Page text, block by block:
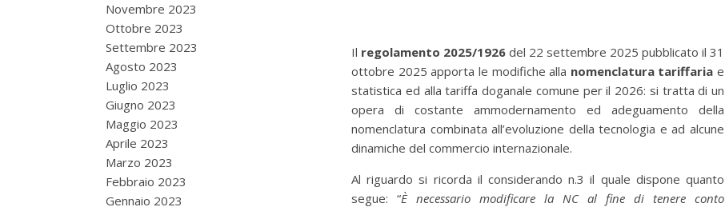
Novembre 2023
Ottobre 2023
Settembre 2023
Agosto 2023
Luglio 2023
Giugno 2023
Maggio 2023
Aprile 2023
Marzo 2023
Febbraio 2023
Gennaio 2023
Il regolamento 2025/1926 del 22 settembre 2025 pubblicato il 31
ottobre 2025 apporta le modifiche alla nomenclatura tariffaria e
statistica ed alla tariffa doganale comune per il 2026: si tratta di un
opera di costante ammodernamento ed adeguamento della
nomenclatura combinata all’evoluzione della tecnologia e ad alcune
dinamiche del commercio internazionale.
Al riguardo si ricorda il considerando n.3 il quale dispone quanto
segue: “È necessario modificare la NC al fine di tenere conto